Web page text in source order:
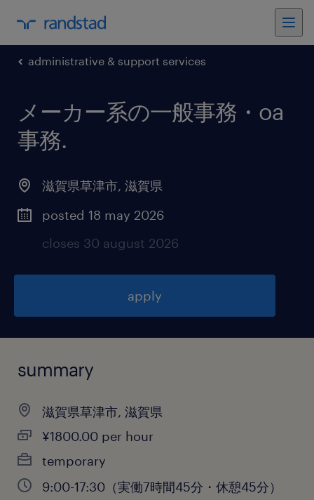
administrative & support services
メーカー系の一般事務・oa
事務.
滋賀県草津市, 滋賀県
posted 18 may 2026
closes 30 august 2026
apply
summary
滋賀県草津市, 滋賀県
¥1800.00 per hour
temporary
9:00-17:30（実働7時間45分・休憩45分）